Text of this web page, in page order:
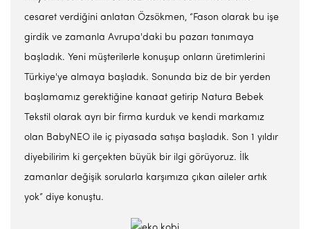
cesaret verdiğini anlatan Özsökmen, “Fason olarak bu işe
girdik ve zamanla Avrupa'daki bu pazarı tanımaya
başladık. Yeni müşterilerle konuşup onların üretimlerini
Türkiye'ye almaya başladık. Sonunda biz de bir yerden
başlamamız gerektiğine kanaat getirip Natura Bebek
Tekstil olarak ayrı bir firma kurduk ve kendi markamız
olan BabyNEO ile iç piyasada satışa başladık. Son 1 yıldır
diyebilirim ki gerçekten büyük bir ilgi görüyoruz. İlk
zamanlar değişik sorularla karşımıza çıkan aileler artık
yok” diye konuştu.